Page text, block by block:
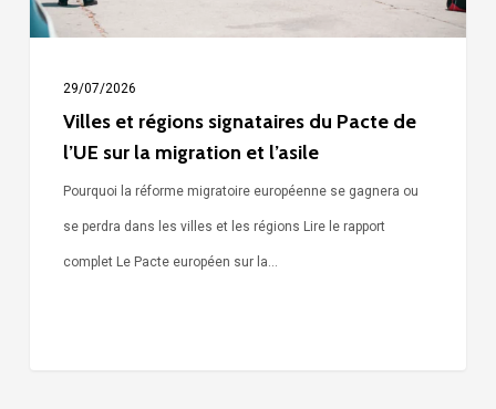
l’UE
sur
migration
l’asile
29/07/2026
Villes et régions signataires du Pacte de
l’UE sur la migration et l’asile
Pourquoi la réforme migratoire européenne se gagnera ou
se perdra dans les villes et les régions Lire le rapport
complet Le Pacte européen sur la…